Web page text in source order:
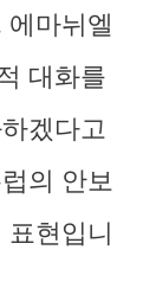
마뉘엘
대화를
겠다고
의 안보
현입니